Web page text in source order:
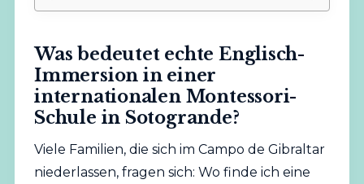
Was bedeutet echte Englisch-
Immersion in einer
internationalen Montessori-
Schule in Sotogrande?
Viele Familien, die sich im Campo de Gibraltar
niederlassen, fragen sich: Wo finde ich eine